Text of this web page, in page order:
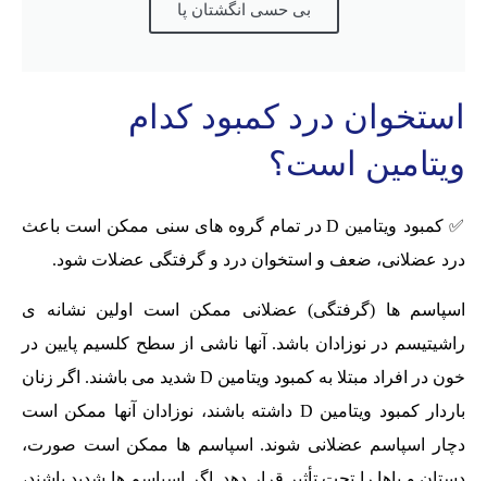
بی حسی انگشتان پا
استخوان درد کمبود کدام
ویتامین است؟
✅ کمبود ویتامین D در تمام گروه های سنی ممکن است باعث
درد عضلانی، ضعف و استخوان درد و گرفتگی عضلات شود.
اسپاسم ها (گرفتگی) عضلانی ممکن است اولین نشانه ی
راشیتیسم در نوزادان باشد. آنها ناشی از سطح کلسیم پایین در
خون در افراد مبتلا به کمبود ویتامین D شدید می باشند. اگر زنان
باردار کمبود ویتامین D داشته باشند، نوزادان آنها ممکن است
دچار اسپاسم عضلانی شوند. اسپاسم ها ممکن است صورت،